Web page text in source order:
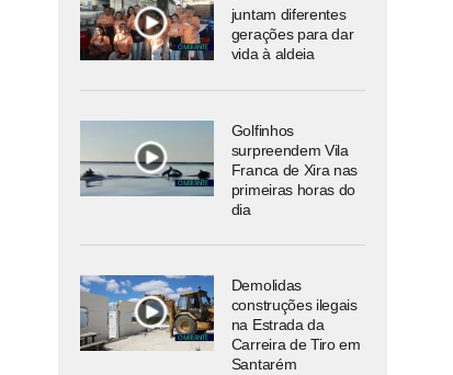
juntam diferentes
gerações para dar
vida à aldeia
Golfinhos
surpreendem Vila
Franca de Xira nas
primeiras horas do
dia
Demolidas
construções ilegais
na Estrada da
Carreira de Tiro em
Santarém